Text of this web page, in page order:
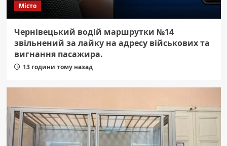
Місто
Чернівецький водій маршрутки №14
звільнений за лайку на адресу військових та
вигнання пасажира.
13 години тому назад